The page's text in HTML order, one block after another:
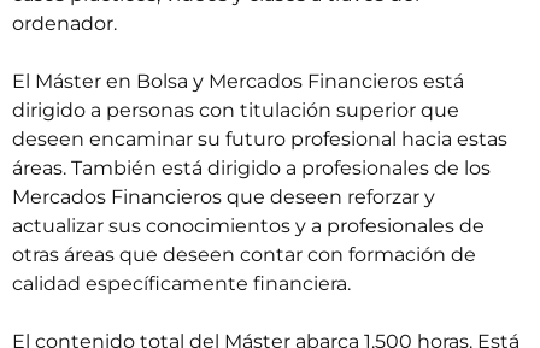
ordenador.
El Máster en Bolsa y Mercados Financieros está
dirigido a personas con titulación superior que
deseen encaminar su futuro profesional hacia estas
áreas. También está dirigido a profesionales de los
Mercados Financieros que deseen reforzar y
actualizar sus conocimientos y a profesionales de
otras áreas que deseen contar con formación de
calidad específicamente financiera.
El contenido total del Máster abarca 1.500 horas. Está